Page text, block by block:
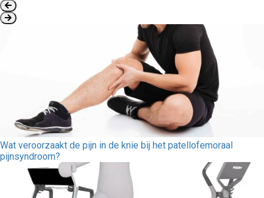
Wat veroorzaakt de pijn in de knie bij het patellofemoraal
pijnsyndroom?